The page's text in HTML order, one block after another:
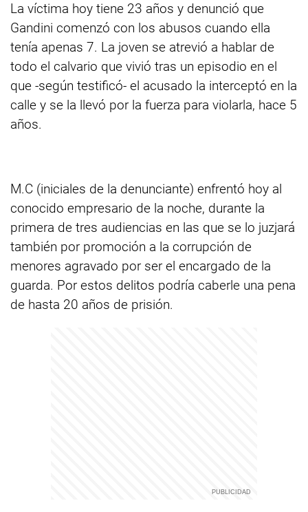
La víctima hoy tiene 23 años y denunció que
Gandini comenzó con los abusos cuando ella
tenía apenas 7. La joven se atrevió a hablar de
todo el calvario que vivió tras un episodio en el
que -según testificó- el acusado la interceptó en la
calle y se la llevó por la fuerza para violarla, hace 5
años.
M.C (iniciales de la denunciante) enfrentó hoy al
conocido empresario de la noche, durante la
primera de tres audiencias en las que se lo juzjará
también por promoción a la corrupción de
menores agravado por ser el encargado de la
guarda. Por estos delitos podría caberle una pena
de hasta 20 años de prisión.